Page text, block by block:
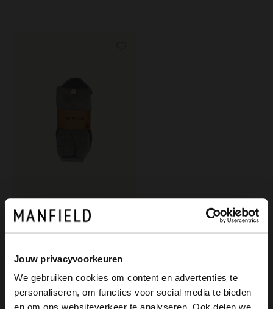
Jouw privacyvoorkeuren
We gebruiken cookies om content en advertenties te
personaliseren, om functies voor social media te bieden
Manfield
Graue Haussocken aus Wolle